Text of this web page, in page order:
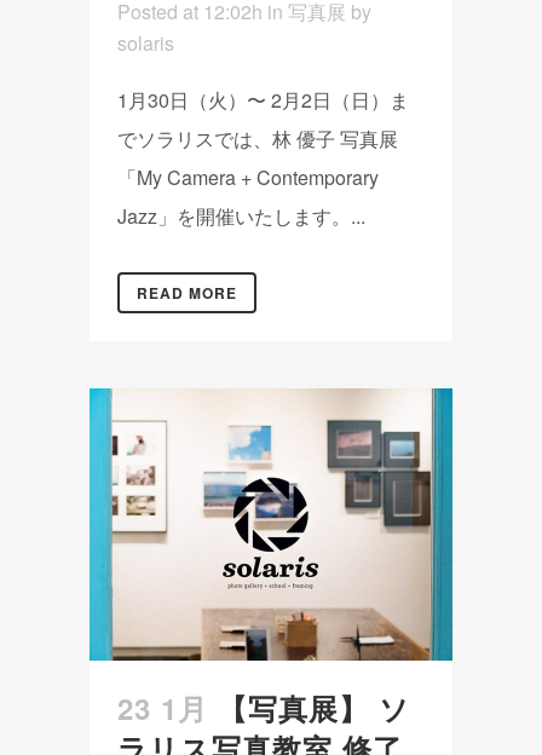
Posted at 12:02h in 写真展 by
solaris
1月30日（火）〜 2月2日（日）ま
でソラリスでは、林 優子 写真展
「My Camera + Contemporary
Jazz」を開催いたします。...
READ MORE
23 1月
【写真展】 ソ